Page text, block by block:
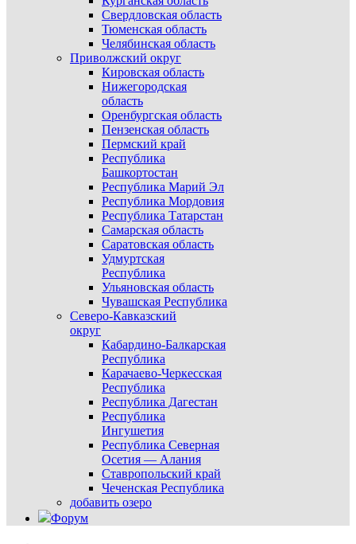
Свердловская область
Тюменская область
Челябинская область
Приволжский округ
Кировская область
Нижегородская
область
Оренбургская область
Пензенская область
Пермский край
Республика
Башкортостан
Республика Марий Эл
Республика Мордовия
Республика Татарстан
Самарская область
Саратовская область
Удмуртская
Республика
Ульяновская область
Чувашская Республика
Северо-Кавказский
округ
Кабардино-Балкарская
Республика
Карачаево-Черкесская
Республика
Республика Дагестан
Республика
Ингушетия
Республика Северная
Осетия — Алания
Ставропольский край
Чеченская Республика
добавить озеро
Форум